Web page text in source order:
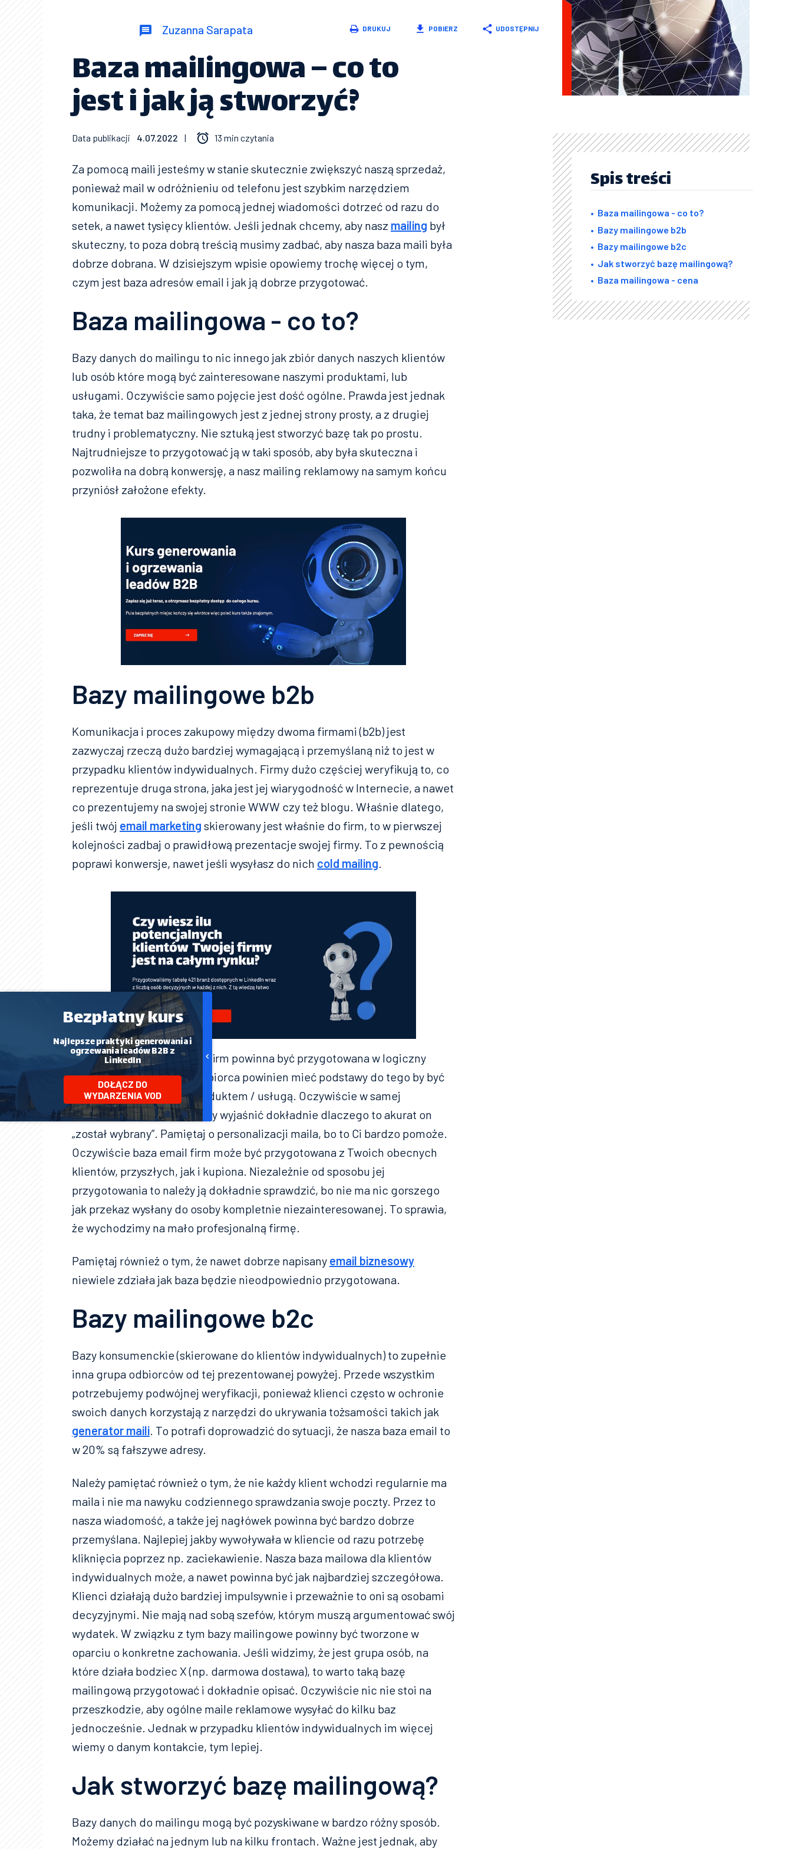
Zuzanna Sarapata DRUKUJ POBIERZ UDOSTĘPNIJ
Baza mailingowa – co to
jest i jak ją stworzyć?
Data publikacji 4.07.2022 | 13 min czytania
Spis treści
Baza mailingowa - co to?
Bazy mailingowe b2b
Bazy mailingowe b2c
Jak stworzyć bazę mailingową?
Baza mailingowa - cena
Za pomocą maili jesteśmy w stanie skutecznie zwiększyć naszą sprzedaż,
ponieważ mail w odróżnieniu od telefonu jest szybkim narzędziem
komunikacji. Możemy za pomocą jednej wiadomości dotrzeć od razu do
setek, a nawet tysięcy klientów. Jeśli jednak chcemy, aby nasz mailing był
skuteczny, to poza dobrą treścią musimy zadbać, aby nasza baza maili była
dobrze dobrana. W dzisiejszym wpisie opowiemy trochę więcej o tym,
czym jest baza adresów email i jak ją dobrze przygotować.
Baza mailingowa - co to?
Bazy danych do mailingu to nic innego jak zbiór danych naszych klientów
lub osób które mogą być zainteresowane naszymi produktami, lub
usługami. Oczywiście samo pojęcie jest dość ogólne. Prawda jest jednak
taka, że temat baz mailingowych jest z jednej strony prosty, a z drugiej
trudny i problematyczny. Nie sztuką jest stworzyć bazę tak po prostu.
Najtrudniejsze to przygotować ją w taki sposób, aby była skuteczna i
pozwoliła na dobrą konwersję, a nasz mailing reklamowy na samym końcu
przyniósł założone efekty.
Bazy mailingowe b2b
Komunikacja i proces zakupowy między dwoma firmami (b2b) jest
zazwyczaj rzeczą dużo bardziej wymagającą i przemyślaną niż to jest w
przypadku klientów indywidualnych. Firmy dużo częściej weryfikują to, co
reprezentuje druga strona, jaka jest jej wiarygodność w Internecie, a nawet
co prezentujemy na swojej stronie WWW czy też blogu. Właśnie dlatego,
jeśli twój email marketing skierowany jest właśnie do firm, to w pierwszej
kolejności zadbaj o prawidłową prezentacje swojej firmy. To z pewnością
poprawi konwersje, nawet jeśli wysyłasz do nich cold mailing.
Pamiętaj, że baza mailowa firm powinna być przygotowana w logiczny
sposób. Co za tym idzie odbiorca powinien mieć podstawy do tego by być
zainteresowany Twoim produktem / usługą. Oczywiście w samej
wiadomości trzeba odbiorcy wyjaśnić dokładnie dlaczego to akurat on
„został wybrany”. Pamiętaj o personalizacji maila, bo to Ci bardzo pomoże.
Oczywiście baza email firm może być przygotowana z Twoich obecnych
klientów, przyszłych, jak i kupiona. Niezależnie od sposobu jej
przygotowania to należy ją dokładnie sprawdzić, bo nie ma nic gorszego
jak przekaz wysłany do osoby kompletnie niezainteresowanej. To sprawia,
że wychodzimy na mało profesjonalną firmę.
Pamiętaj również o tym, że nawet dobrze napisany email biznesowy
niewiele zdziała jak baza będzie nieodpowiednio przygotowana.
Bazy mailingowe b2c
Bazy konsumenckie (skierowane do klientów indywidualnych) to zupełnie
inna grupa odbiorców od tej prezentowanej powyżej. Przede wszystkim
potrzebujemy podwójnej weryfikacji, ponieważ klienci często w ochronie
swoich danych korzystają z narzędzi do ukrywania tożsamości takich jak
generator maili. To potrafi doprowadzić do sytuacji, że nasza baza email to
w 20% są fałszywe adresy.
Należy pamiętać również o tym, że nie każdy klient wchodzi regularnie ma
maila i nie ma nawyku codziennego sprawdzania swoje poczty. Przez to
nasza wiadomość, a także jej nagłówek powinna być bardzo dobrze
przemyślana. Najlepiej jakby wywoływała w kliencie od razu potrzebę
kliknięcia poprzez np. zaciekawienie. Nasza baza mailowa dla klientów
indywidualnych może, a nawet powinna być jak najbardziej szczegółowa.
Klienci działają dużo bardziej impulsywnie i przeważnie to oni są osobami
decyzyjnymi. Nie mają nad sobą szefów, którym muszą argumentować swój
wydatek. W związku z tym bazy mailingowe powinny być tworzone w
oparciu o konkretne zachowania. Jeśli widzimy, że jest grupa osób, na
które działa bodziec X (np. darmowa dostawa), to warto taką bazę
mailingową przygotować i dokładnie opisać. Oczywiście nic nie stoi na
przeszkodzie, aby ogólne maile reklamowe wysyłać do kilku baz
jednocześnie. Jednak w przypadku klientów indywidualnych im więcej
wiemy o danym kontakcie, tym lepiej.
Jak stworzyć bazę mailingową?
Bazy danych do mailingu mogą być pozyskiwane w bardzo różny sposób.
Możemy działać na jednym lub na kilku frontach. Ważne jest jednak, aby
Bezpłatny kurs
Najlepsze praktyki generowania i
ogrzewania leadów B2B z
LinkedIn
DOŁĄCZ DO
WYDARZENIA VOD